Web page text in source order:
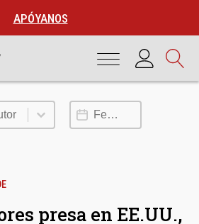
APÓYANOS
Fecha de publicación
presa en EE.UU.,